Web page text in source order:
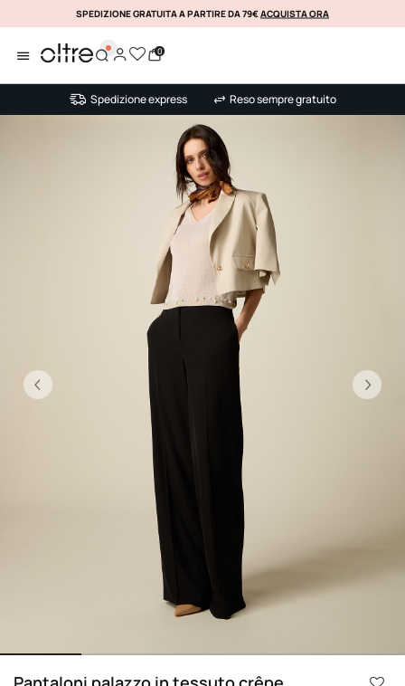
KLARNA
SPEDIZIONE GRATUITA A PARTIRE DA 79€ACQUISTA ORA
0
Spedizione express Reso sempre gratuito
Precedente